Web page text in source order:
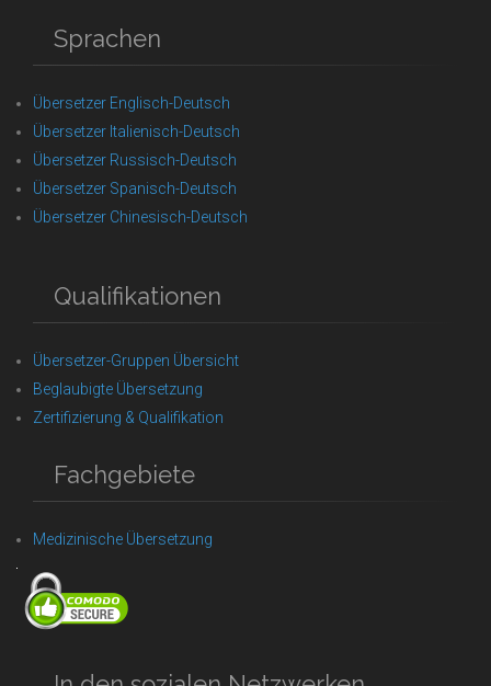
Sprachen
Übersetzer Englisch-Deutsch
Übersetzer Italienisch-Deutsch
Übersetzer Russisch-Deutsch
Übersetzer Spanisch-Deutsch
Übersetzer Chinesisch-Deutsch
Qualifikationen
Übersetzer-Gruppen Übersicht
Beglaubigte Übersetzung
Zertifizierung & Qualifikation
Fachgebiete
Medizinische Übersetzung